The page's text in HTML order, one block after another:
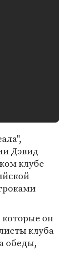
Дэвид
клубе
которые он
клуба
обеды,